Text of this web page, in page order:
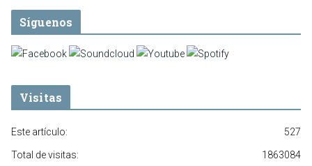
Síguenos
Visitas
527
Este artículo:
1863084
Total de visitas: